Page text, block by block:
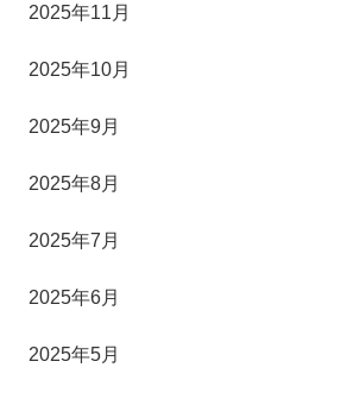
2025年11月
2025年10月
2025年9月
2025年8月
2025年7月
2025年6月
2025年5月